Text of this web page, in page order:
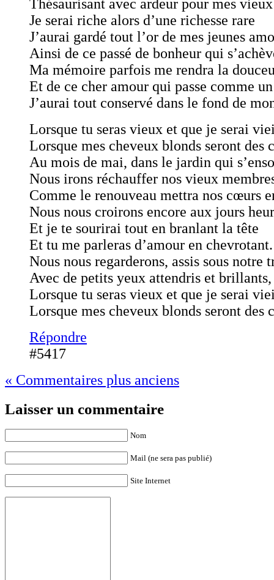
Thésaurisant avec ardeur pour mes
Je serai riche alors d’une richesse rare
J’aurai gardé tout l’or de mes jeunes
Ainsi de ce passé de bonheur qui
Ma mémoire parfois me rendra la
Et de ce cher amour qui passe comme
J’aurai tout conservé dans le fond de
Lorsque tu seras vieux et que je serai
Lorsque mes cheveux blonds seront des
Au mois de mai, dans le jardin qui
Nous irons réchauffer nos vieux
Comme le renouveau mettra nos cœurs
Nous nous croirons encore aux jours
Et je te sourirai tout en branlant la tête
Et tu me parleras d’amour en chevrotant.
Nous nous regarderons, assis sous notre
Avec de petits yeux attendris et brillants,
Lorsque tu seras vieux et que je serai
Lorsque mes cheveux blonds seront des
Répondre
#5417
« Commentaires plus anciens
Laisser un commentaire
Nom
Mail (ne sera pas publié)
Site Internet